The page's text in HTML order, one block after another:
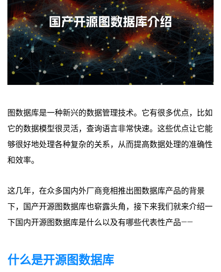
图数据库是一种新兴的数据管理技术。它有很多优点，比如
它的数据模型很灵活，查询语言非常快速。这些优点让它能
够很好地处理各种复杂的关系，从而提高数据处理的准确性
和效率。
这几年，在众多国内外厂商竞相推出图数据库产品的背景
下，国产开源图数据库也崭露头角，接下来我们就来介绍一
下国内开源图数据库是什么以及有哪些代表性产品——
什么是开源图数据库